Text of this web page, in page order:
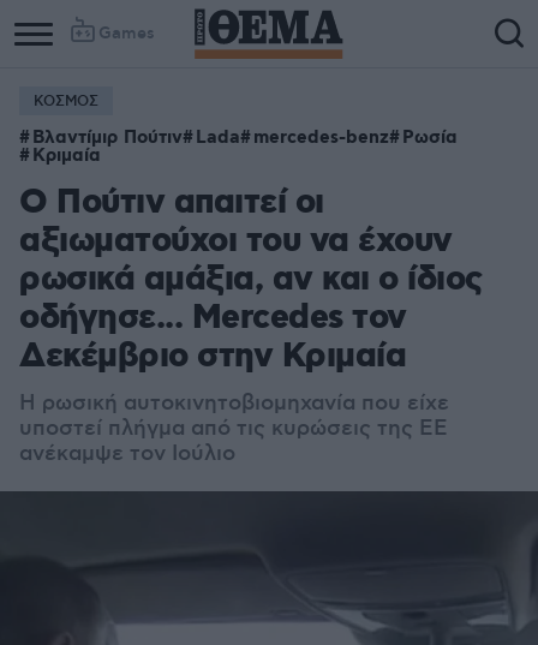
Games
ΚΟΣΜΟΣ
Βλαντίμιρ Πούτιν Lada mercedes-benz Ρωσία
Κριμαία
Ο Πούτιν απαιτεί οι
αξιωματούχοι του να έχουν
ρωσικά αμάξια, αν και ο ίδιος
οδήγησε... Mercedes τον
Δεκέμβριο στην Κριμαία
Η ρωσική αυτοκινητοβιομηχανία που είχε
υποστεί πλήγμα από τις κυρώσεις της ΕΕ
ανέκαμψε τον Ιούλιο